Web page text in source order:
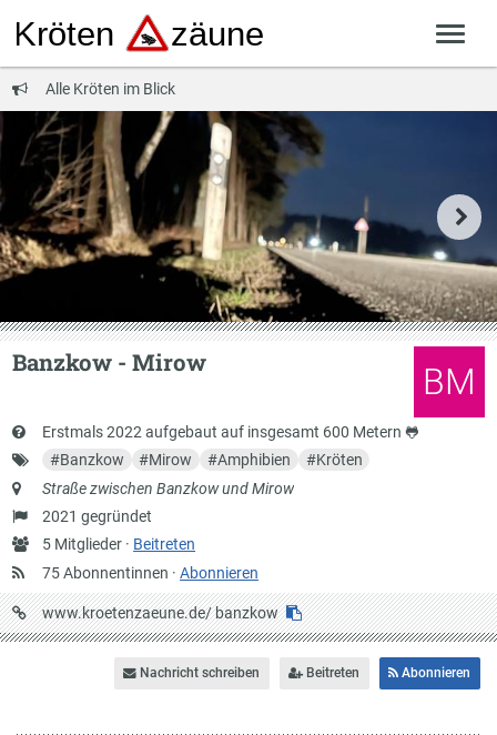
Alle Kröten im Blick
BM
Banzkow - Mirow
Kurzbeschreibung
Erstmals 2022 aufgebaut auf insgesamt 600 Metern 🐸
Schlagworte
#Banzkow #Mirow #Amphibien #Kröten
Anschrift
Straße zwischen Banzkow und Mirow
Gründung
2021 gegründet
Anzahl
Mitglieder
5 Mitglieder · Beitreten
75 Abonnentinnen ·Abonnieren
URL
auf
www.kroetenzaeune.de/ banzkow
Nachricht schreiben Beitreten Abonnieren